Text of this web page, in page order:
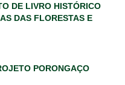
DE LIVRO HISTÓRICO
DAS FLORESTAS E
PORONGAÇO